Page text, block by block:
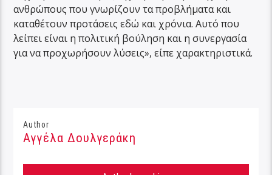
ανθρώπους που γνωρίζουν τα προβλήματα και
καταθέτουν προτάσεις εδώ και χρόνια. Αυτό που
λείπει είναι η πολιτική βούληση και η συνεργασία
για να προχωρήσουν λύσεις», είπε χαρακτηριστικά.
Author
Αγγέλα Δουλγεράκη